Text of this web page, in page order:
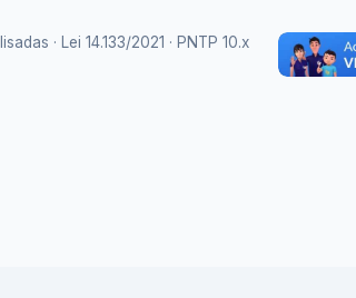
· Lei 14.133/2021 · PNTP 10.x